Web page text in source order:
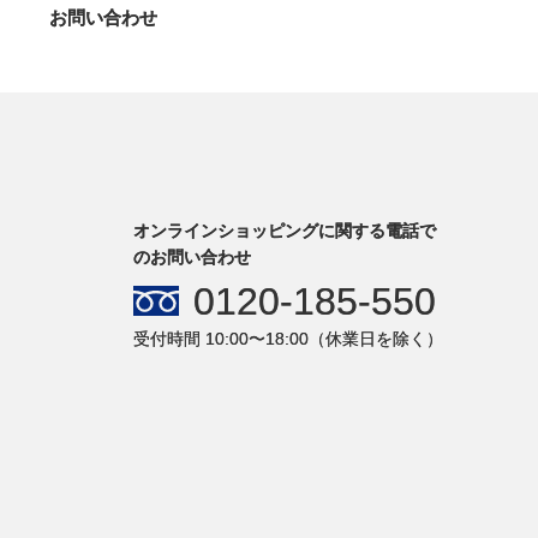
お問い合わせ
オンラインショッピングに関する電話で
のお問い合わせ
0120-185-550
受付時間 10:00〜18:00（休業日を除く）